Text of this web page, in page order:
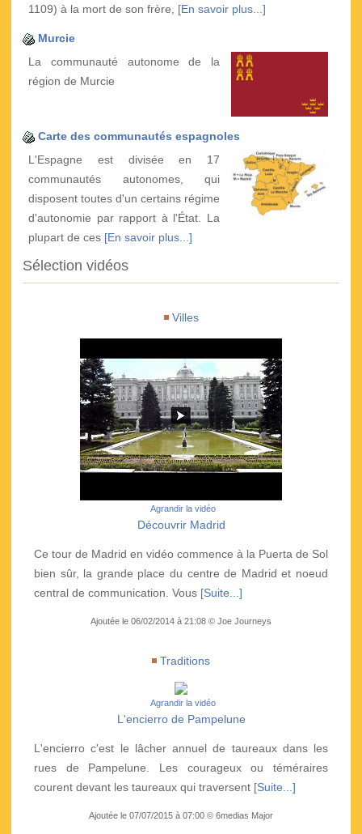
1109) à la mort de son frère, [En savoir plus...]
Murcie
La communauté autonome de la
région de Murcie
Carte des communautés espagnoles
L'Espagne est divisée en 17
communautés autonomes, qui
disposent toutes d'un certains régime
d'autonomie par rapport à l'État. La
plupart de ces [En savoir plus...]
Sélection vidéos
Villes
Agrandir la vidéo
Découvrir Madrid
Ce tour de Madrid en vidéo commence à la Puerta de Sol
bien sûr, la grande place du centre de Madrid et noeud
central de communication. Vous [Suite...]
Ajoutée le 06/02/2014 à 21:08 © Joe Journeys
Traditions
Agrandir la vidéo
L'encierro de Pampelune
L'encierro c'est le lâcher annuel de taureaux dans les
rues de Pampelune. Les courageux ou téméraires
courent devant les taureaux qui traversent [Suite...]
Ajoutée le 07/07/2015 à 07:00 © 6medias Major